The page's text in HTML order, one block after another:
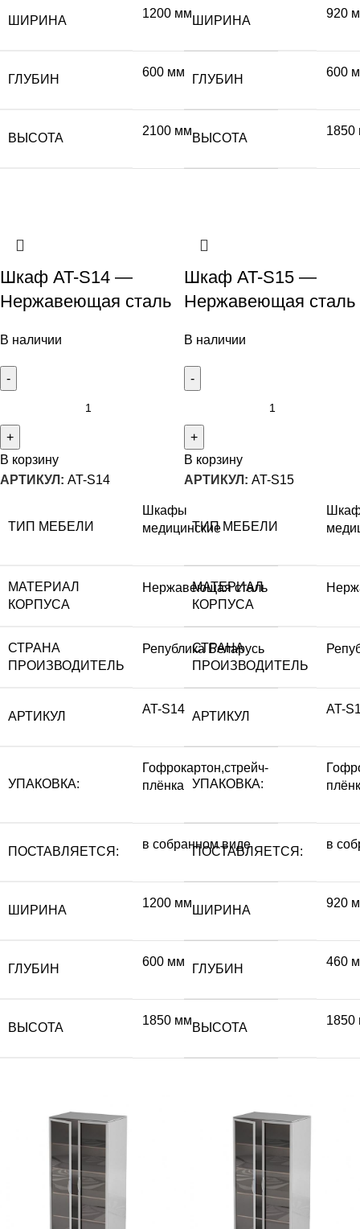
ШИРИНА
1200 мм
ГЛУБИН
600 мм
ВЫСОТА
2100 мм
ШИРИНА
920
ГЛУБИН
600
ВЫСОТА
1850
Шкаф AT-S14 —
Нержавеющая сталь
В наличии
В корзину
АРТИКУЛ: AT-S14
ТИП МЕБЕЛИ
Шкафы
медицинские
МАТЕРИАЛ
КОРПУСА
Нержавеющая сталь
СТРАНА
ПРОИЗВОДИТЕЛЬ
Република Беларусь
АРТИКУЛ
AT-S14
УПАКОВКА:
Гофрокартон,стрейч-
плёнка
ПОСТАВЛЯЕТСЯ:
в собранном виде
ШИРИНА
1200 мм
ГЛУБИН
600 мм
ВЫСОТА
1850 мм
Шкаф AT-S15 —
Нержавеющая сталь
В наличии
В корзину
АРТИКУЛ: AT-S15
ТИП МЕБЕЛИ
МАТЕРИАЛ
КОРПУСА
СТРАНА
ПРОИЗВОДИТЕЛЬ
АРТИКУЛ
AT-
УПАКОВКА:
ПОСТАВЛЯЕТСЯ:
в
ШИРИНА
920
ГЛУБИН
460
ВЫСОТА
1850